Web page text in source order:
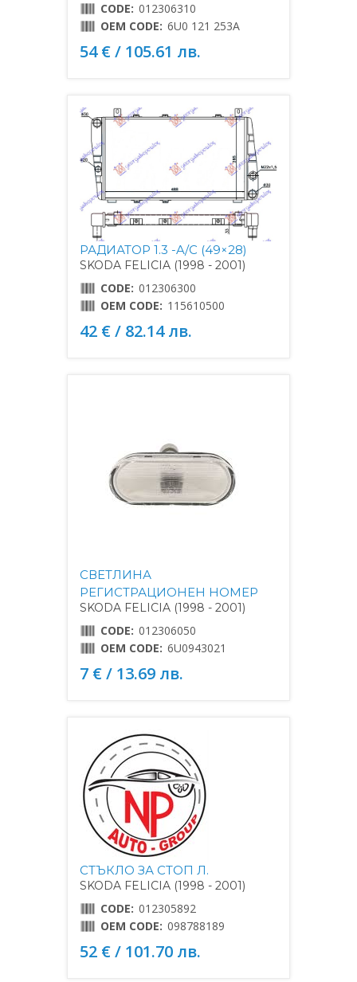
CODE: 012306310
OEM CODE: 6U0 121 253A
54 € / 105.61 лв.
РАДИАТОР 1.3 -A/C (49×28)
SKODA FELICIA (1998 - 2001)
CODE: 012306300
OEM CODE: 115610500
42 € / 82.14 лв.
СВЕТЛИНА
РЕГИСТРАЦИОНЕН НОМЕР
SKODA FELICIA (1998 - 2001)
CODE: 012306050
OEM CODE: 6U0943021
7 € / 13.69 лв.
СТЪКЛО ЗА СТОП Л.
SKODA FELICIA (1998 - 2001)
CODE: 012305892
OEM CODE: 098788189
52 € / 101.70 лв.